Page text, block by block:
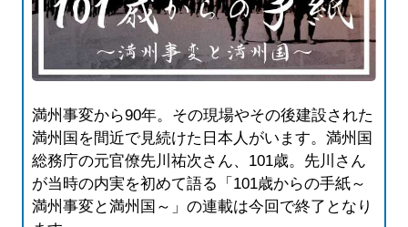
満州事変から90年。その現場やその後建設された
満州国を間近で見続けた日本人がいます。満州国
総務庁の元官僚先川祐次さん、101歳。先川さん
が当時の内実を初めて語る「101歳からの手紙～
満州事変と満州国～」の連載は今回で終了となり